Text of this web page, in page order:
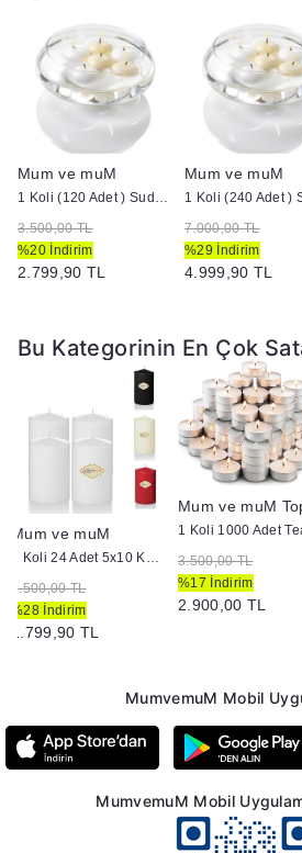
Mum ve muM
1 Koli (120 Adet ) Suda Yüzen Mum
3.500,00 TL
%20 İndirim
2.799,90 TL
Mum ve muM
7.000,00 TL
%29 İndirim
4.999,90 TL
Bu Kategorinin En Çok
Mum ve muM
1 Koli 24 Adet 5x10 Kütük Mum
2.500,00 TL
%28 İndirim
1.799,90 TL
Mum ve muM
3.500,00 TL
%17 İndirim
2.900,00 TL
MumvemuM Mobil
MumvemuM Mobil